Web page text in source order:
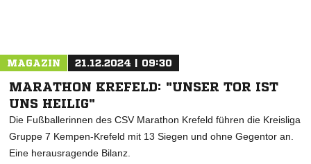
MAGAZIN 21.12.2024 | 09:30
MARATHON KREFELD: "UNSER TOR IST
UNS HEILIG"
Die Fußballerinnen des CSV Marathon Krefeld führen die Kreisliga
Gruppe 7 Kempen-Krefeld mit 13 Siegen und ohne Gegentor an.
Eine herausragende Bilanz.